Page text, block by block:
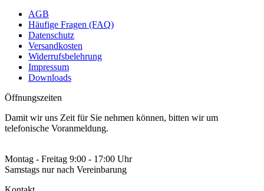
AGB
Häufige Fragen (FAQ)
Datenschutz
Versandkosten
Widerrufsbelehrung
Impressum
Downloads
Öffnungszeiten
Damit wir uns Zeit für Sie nehmen können, bitten wir um
telefonische Voranmeldung.
Montag - Freitag 9:00 - 17:00 Uhr
Samstags nur nach Vereinbarung